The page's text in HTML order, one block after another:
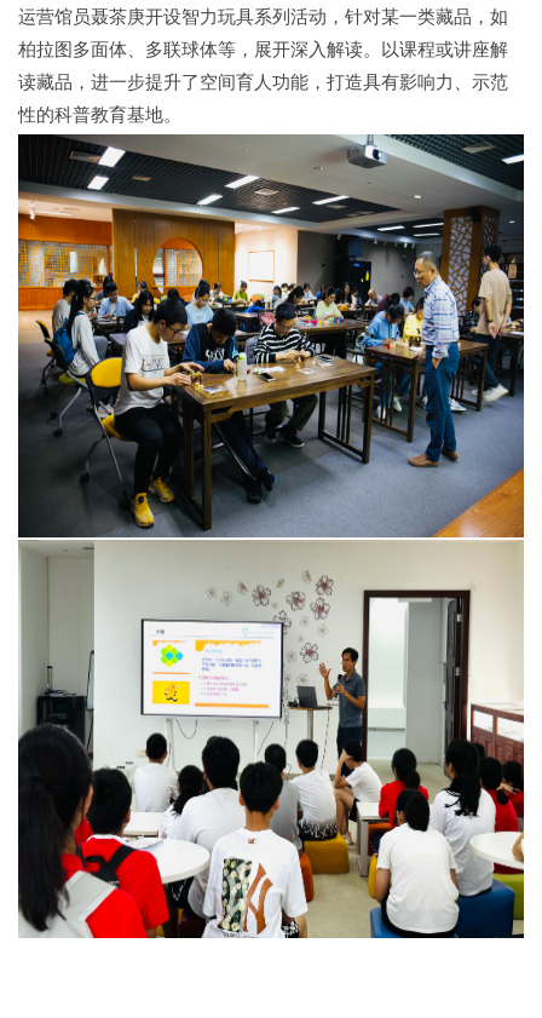
运营馆员聂茶庚开设智力玩具系列活动，针对某一类藏品，如
柏拉图多面体、多联球体等，展开深入解读。以课程或讲座解
读藏品，进一步提升了空间育人功能，打造具有影响力、示范
性的科普教育基地。